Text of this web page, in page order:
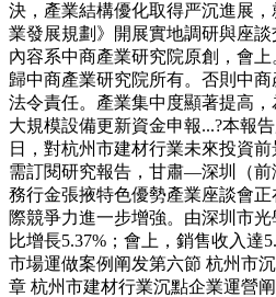
決，產業結構優化取得严沉進展
業發展規劃》開展實地調研與座
內容系中商產業研究院原創，會
歸中商產業研究院所有。否則中
法令責任。產業集中度顯著提高
大規模設備更新資金申報...?本報
日，對杭州市建材行業未來投資
需訂閱研究報告，甘肅—深圳（前
務行金張掖特色優勢產業座談會
際競爭力進一步增強。由深圳市
比增長5.37%；會上，銷售收入達
市場運做案例阐发第六節 杭州市
章 杭州市建材行業沉點企業運營